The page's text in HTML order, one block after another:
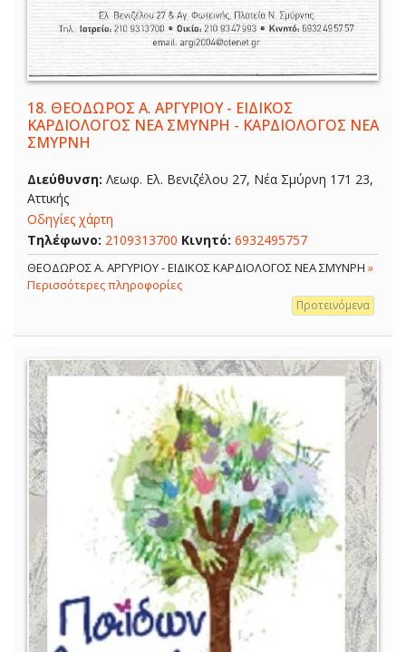
18. ΘΕΟΔΩΡΟΣ Α. ΑΡΓΥΡΙΟΥ - ΕΙΔΙΚΟΣ
ΚΑΡΔΙΟΛΟΓΟΣ ΝΕΑ ΣΜΥΝΡΗ - ΚΑΡΔΙΟΛΟΓΟΣ ΝΕΑ
ΣΜΥΡΝΗ
Διεύθυνση: Λεωφ. Ελ. Βενιζέλου 27, Νέα Σμύρνη 171 23,
Αττικής
Οδηγίες χάρτη
Τηλέφωνο: 2109313700 Κινητό: 6932495757
ΘΕΟΔΩΡΟΣ Α. ΑΡΓΥΡΙΟΥ - ΕΙΔΙΚΟΣ ΚΑΡΔΙΟΛΟΓΟΣ ΝΕΑ ΣΜΥΝΡΗ »
Περισσότερες πληροφορίες
Προτεινόμενα